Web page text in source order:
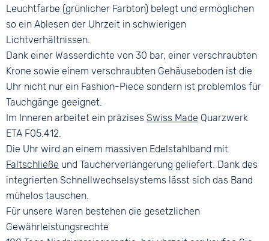
Leuchtfarbe (grünlicher Farbton) belegt und ermöglichen
so ein Ablesen der Uhrzeit in schwierigen
Lichtverhältnissen.
Dank einer Wasserdichte von 30 bar, einer verschraubten
Krone sowie einem verschraubten Gehäuseboden ist die
Uhr nicht nur ein Fashion-Piece sondern ist problemlos für
Tauchgänge geeignet.
Im Inneren arbeitet ein präzisesSwiss Made Quarzwerk
ETA F05.412.
Die Uhr wird an einem massiven Edelstahlband mit
Faltschließe und Taucherverlängerung geliefert. Dank des
integrierten Schnellwechselsystems lässt sich das Band
mühelos tauschen.
Für unsere Waren bestehen die gesetzlichen
Gewährleistungsrechte